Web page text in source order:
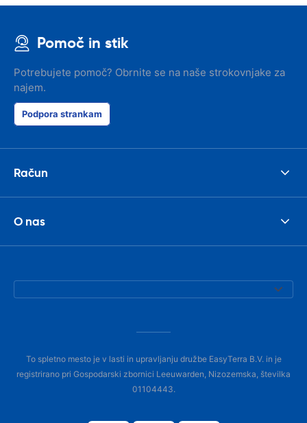
Pomoč in stik
Potrebujete pomoč? Obrnite se na naše strokovnjake za
najem.
Podpora strankam
Račun
O nas
To spletno mesto je v lasti in upravljanju družbe EasyTerra B.V. in je
registrirano pri Gospodarski zbornici Leeuwarden, Nizozemska, številka
01104443.